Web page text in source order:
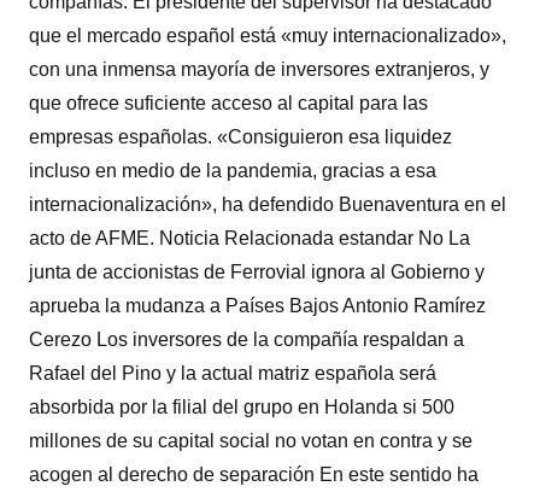
que el mercado español está «muy internacionalizado»,
con una inmensa mayoría de inversores extranjeros, y
que ofrece suficiente acceso al capital para las
empresas españolas. «Consiguieron esa liquidez
incluso en medio de la pandemia, gracias a esa
internacionalización», ha defendido Buenaventura en el
acto de AFME. Noticia Relacionada estandar No La
junta de accionistas de Ferrovial ignora al Gobierno y
aprueba la mudanza a Países Bajos Antonio Ramírez
Cerezo Los inversores de la compañía respaldan a
Rafael del Pino y la actual matriz española será
absorbida por la filial del grupo en Holanda si 500
millones de su capital social no votan en contra y se
acogen al derecho de separación En este sentido ha